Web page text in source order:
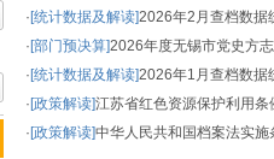
· [统计数据及解读]2026年2月查档数据
· [部门预决算]2026年度无锡市党史方
· [统计数据及解读]2026年1月查档数据
· [政策解读]江苏省红色资源保护利用条
· [政策解读]中华人民共和国档案法实施